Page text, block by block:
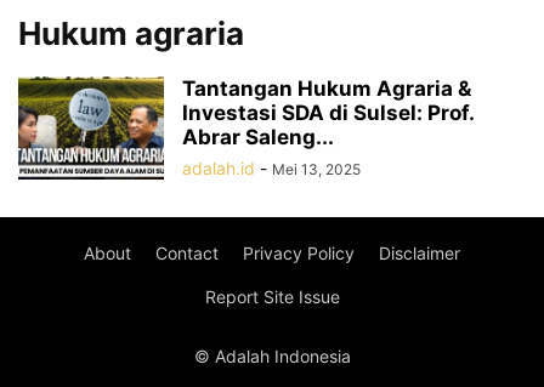
Hukum agraria
Tantangan Hukum Agraria &
Investasi SDA di Sulsel: Prof.
Abrar Saleng...
adalah.id - Mei 13, 2025
About Contact Privacy Policy Disclaimer
Report Site Issue
© Adalah Indonesia